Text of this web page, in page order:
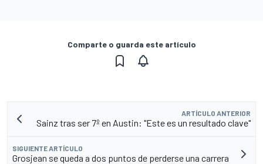
Comparte o guarda este artículo
ARTÍCULO ANTERIOR
Sainz tras ser 7º en Austin: "Este es un resultado clave"
SIGUIENTE ARTÍCULO
Grosjean se queda a dos puntos de perderse una carrera